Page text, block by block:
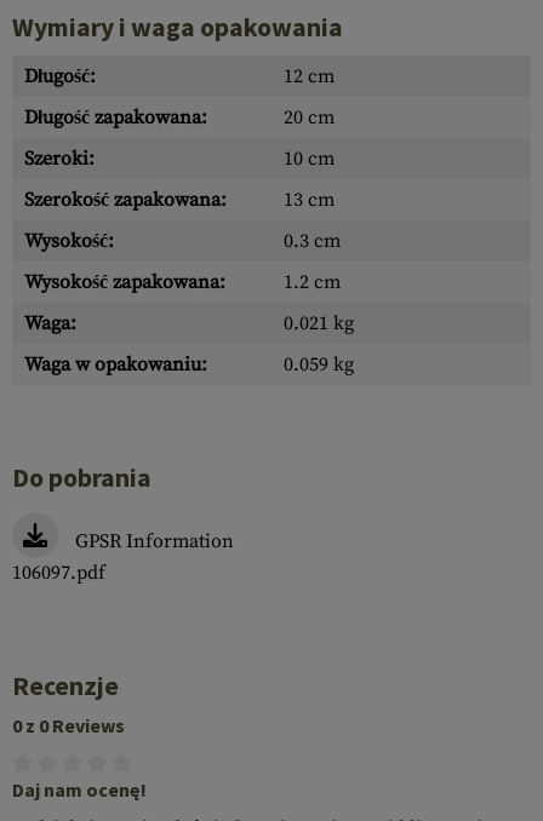
Wymiary i waga opakowania
Długość:
12 cm
Długość zapakowana:
20 cm
Szeroki:
10 cm
Szerokość zapakowana:
13 cm
Wysokość:
0.3 cm
Wysokość zapakowana:
1.2 cm
Waga:
0.021 kg
Waga w opakowaniu:
0.059 kg
Do pobrania
GPSR Information
106097.pdf
Recenzje
0 z 0 Reviews
Daj nam ocenę!